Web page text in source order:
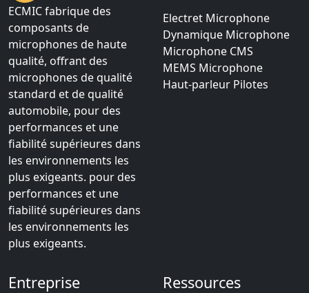
ECMIC fabrique des
composants de
microphones de haute
qualité, offrant des
microphones de qualité
standard et de qualité
automobile, pour des
performances et une
fiabilité supérieures dans
les environnements les
plus exigeants. pour des
performances et une
fiabilité supérieures dans
les environnements les
plus exigeants.
Electret Microphone
Dynamique Microphone
Microphone CMS
MEMS Microphone
Haut-parleur Pilotes
Entreprise Ressources